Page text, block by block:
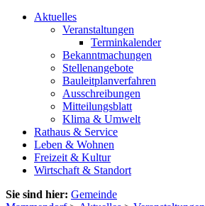
Aktuelles
Veranstaltungen
Terminkalender
Bekanntmachungen
Stellenangebote
Bauleitplanverfahren
Ausschreibungen
Mitteilungsblatt
Klima & Umwelt
Rathaus & Service
Leben & Wohnen
Freizeit & Kultur
Wirtschaft & Standort
Sie sind hier: Gemeinde